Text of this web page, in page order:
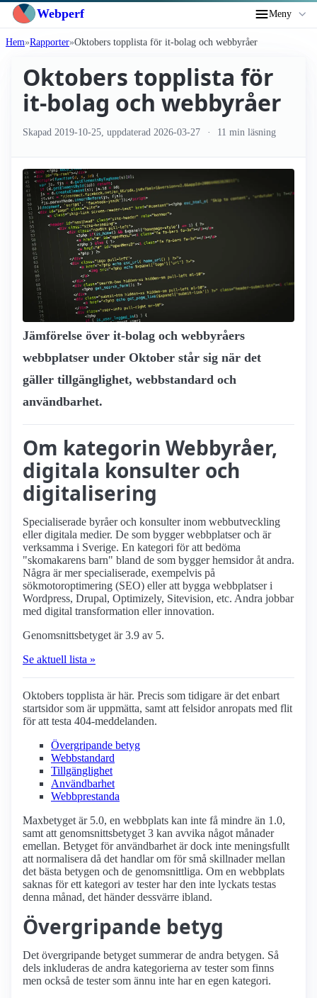
Webperf Meny
Hem Rapporter Oktobers topplista för it-bolag och webbyråer
Oktobers topplista för
it-bolag och webbyråer
Skapad 2019-10-25 , uppdaterad 2026-03-27 11 min läsning
Jämförelse över it-bolag och webbyråers
webbplatser under Oktober står sig när det
gäller tillgänglighet, webbstandard och
användbarhet.
Om kategorin Webbyråer,
digitala konsulter och
digitalisering
Specialiserade byråer och konsulter inom webbutveckling
eller digitala medier. De som bygger webbplatser och är
verksamma i Sverige. En kategori för att bedöma
"skomakarens barn" bland de som bygger hemsidor åt andra.
Några är mer specialiserade, exempelvis på
sökmotoroptimering (SEO) eller att bygga webbplatser i
Wordpress, Drupal, Optimizely, Sitevision, etc. Andra jobbar
med digital transformation eller innovation.
Genomsnittsbetyget är 3.9 av 5.
Se aktuell lista »
Oktobers topplista är här. Precis som tidigare är det enbart
startsidor som är uppmätta, samt att felsidor anropats med flit
för att testa 404-meddelanden.
Övergripande betyg
Webbstandard
Tillgänglighet
Användbarhet
Webbprestanda
Maxbetyget är 5.0, en webbplats kan inte få mindre än 1.0,
samt att genomsnittsbetyget 3 kan avvika något månader
emellan. Betyget för användbarhet är dock inte meningsfullt
att normalisera då det handlar om för små skillnader mellan
det bästa betygen och de genomsnittliga. Om en webbplats
saknas för ett kategori av tester har den inte lyckats testas
denna månad, det händer dessvärre ibland.
Övergripande betyg
Det övergripande betyget summerar de andra betygen. Så
dels inkluderas de andra kategorierna av tester som finns
men också de tester som ännu inte har en egen kategori.